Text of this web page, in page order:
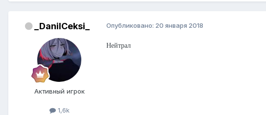
_DanilCeksi_
Активный игрок
1,6k
Опубликовано: 20 января 2018
Нейтрал